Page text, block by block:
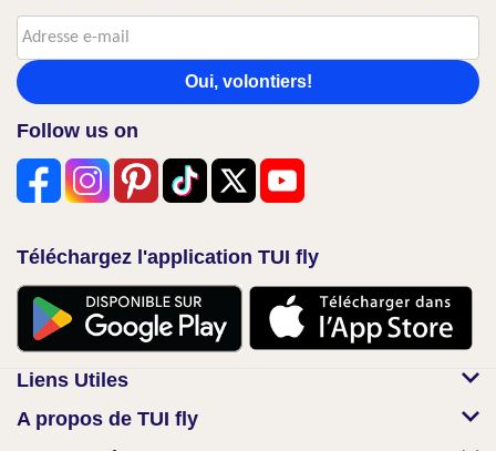
Oui, volontiers!
Follow us on
Téléchargez l'application TUI fly
Liens Utiles
A propos de TUI fly